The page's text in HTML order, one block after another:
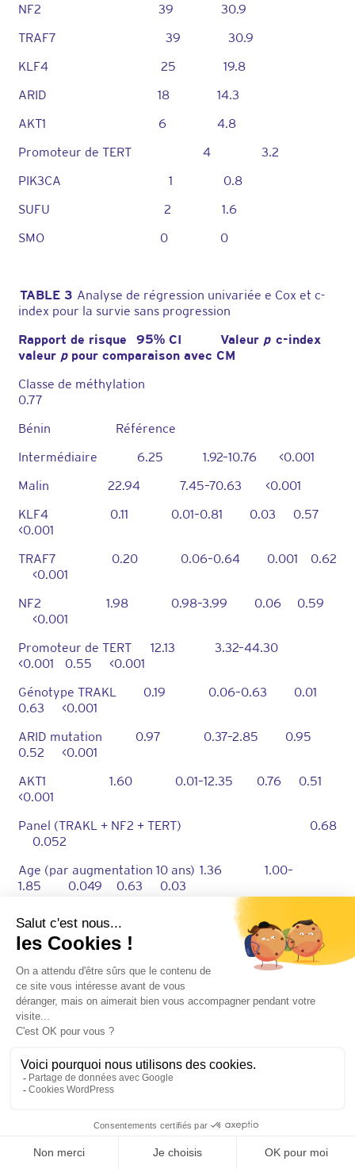
NF2 39 30.9
TRAF7 39 30.9
KLF4 25 19.8
ARID 18 14.3
AKT1 6 4.8
Promoteur de TERT 4 3.2
PIK3CA 1 0.8
SUFU 2 1.6
SMO 0 0
TABLE 3 Analyse de régression univariée e Cox et c-
index pour la survie sans progression
Rapport de risque 95% CI Valeur pc-index
valeur ppour comparaison avec CM
Classe de méthylation
0.77
Bénin Référence
Intermédiaire 6.25 1.92–10.76 <0.001
Malin 22.94 7.45–70.63 <0.001
KLF4 0.11 0.01–0.81 0.03 0.57
<0.001
TRAF7 0.20 0.06–0.64 0.001 0.62
<0.001
NF2 1.98 0.98–3.99 0.06 0.59
<0.001
Promoteur de TERT 12.13 3.32–44.30
<0.001 0.55 <0.001
Génotype TRAKL 0.19 0.06–0.63 0.01
0.63 <0.001
ARID mutation 0.97 0.37–2.85 0.95
0.52 <0.001
AKT1 1.60 0.01–12.35 0.76 0.51
<0.001
Panel (TRAKL + NF2 + TERT) 0.68
0.052
Age (par augmentation 10 ans) 1.36 1.00–
1.85 0.049 0.63 0.03
Classification OMS 0.69
0.055
II 1.07 0.40–2.85 0.90
II 4.71 2.01–11.06 <0.001
TABLE 4Analyse de régression univariée de Cox et c-
index pour la survie globaCM
Rapport de risque 95% CI Valeur
pour comparaison avec CM
Classe de méthylation 0.75